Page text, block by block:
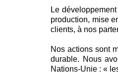
Le
production, mise
clients, à nos
Nos actions sont
durable. Nous
Nations-Unie : «